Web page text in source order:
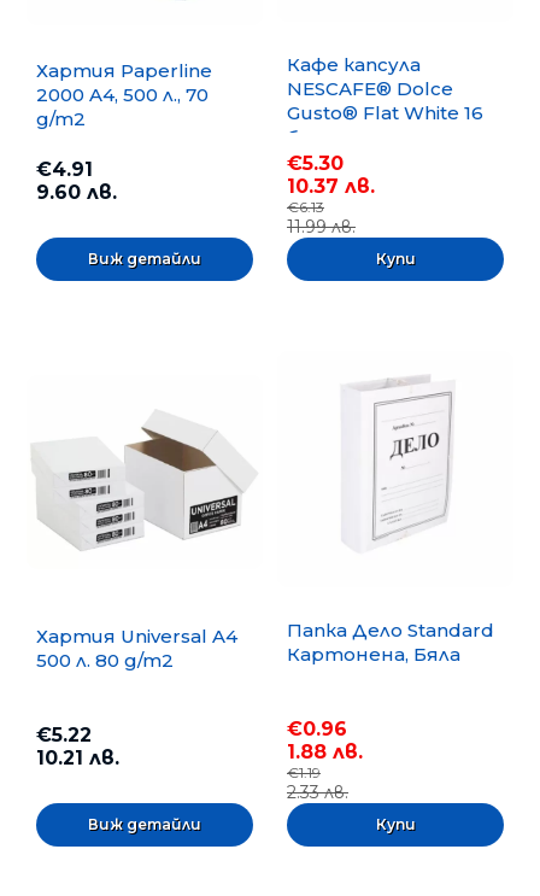
Хартия Paperline
2000 A4, 500 л., 70
g/m2
€4.91
9.60 лв.
Виж детайли
Кафе капсула
NESCAFE® Dolce
Gusto® Flat White 16
бр.
€5.30
10.37 лв.
€6.13
11.99 лв.
Хартия Universal A4
500 л. 80 g/m2
€5.22
10.21 лв.
Виж детайли
Папка Дело Standard
Картонена, Бяла
€0.96
1.88 лв.
€1.19
2.33 лв.